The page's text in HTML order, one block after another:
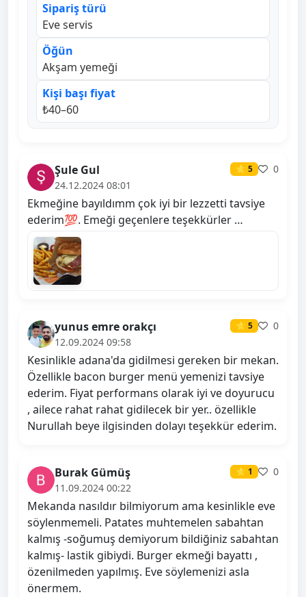
Sipariş türü
Eve servis
Öğün
Akşam yemeği
Kişi başı fiyat
₺40–60
Şule Gul ⭐ 5
0
24.12.2024 08:01
Ekmeğine bayıldımm çok iyi bir lezzetti tavsiye
ederim💯. Emeği geçenlere teşekkürler …
yunus emre orakçı ⭐ 5
0
12.09.2024 09:58
Kesinlikle adana'da gidilmesi gereken bir mekan.
Özellikle bacon burger menü yemenizi tavsiye
ederim. Fiyat performans olarak iyi ve doyurucu
, ailece rahat rahat gidilecek bir yer.. özellikle
Nurullah beye ilgisinden dolayı teşekkür ederim.
Burak Gümüş ⭐ 1
0
11.09.2024 00:22
Mekanda nasıldır bilmiyorum ama kesinlikle eve
söylenmemeli. Patates muhtemelen sabahtan
kalmış -soğumuş demiyorum bildiğiniz sabahtan
kalmış- lastik gibiydi. Burger ekmeği bayattı ,
özenilmeden yapılmış. Eve söylemenizi asla
önermem.